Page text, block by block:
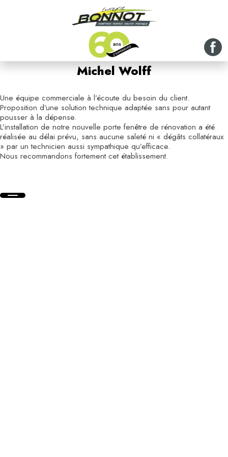
Michel Wolff
Une équipe commerciale à l’écoute du besoin du client.
Proposition d’une solution technique adaptée sans pour autant
pousser à la dépense.
L’installation de notre nouvelle porte fenêtre de rénovation a été
réalisée au délai prévu, sans aucune saleté ni « dégâts collatéraux
» par un technicien aussi sympathique qu’efficace.
Nous recommandons fortement cet établissement.